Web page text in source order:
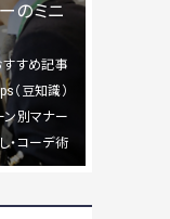
のミニ
すすめ記事
（豆知識）
ン別マナー
・コーデ術